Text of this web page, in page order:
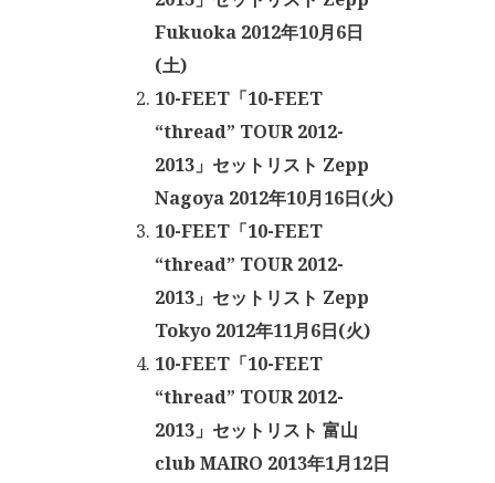
Fukuoka 2012年10月6日
(土)
10-FEET「10-FEET
“thread” TOUR 2012-
2013」セットリスト Zepp
Nagoya 2012年10月16日(火)
10-FEET「10-FEET
“thread” TOUR 2012-
2013」セットリスト Zepp
Tokyo 2012年11月6日(火)
10-FEET「10-FEET
“thread” TOUR 2012-
2013」セットリスト 富山
club MAIRO 2013年1月12日